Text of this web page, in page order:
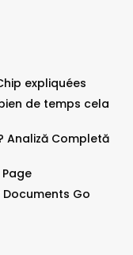
expliquées
de temps cela
Analiză Completă
Documents Go